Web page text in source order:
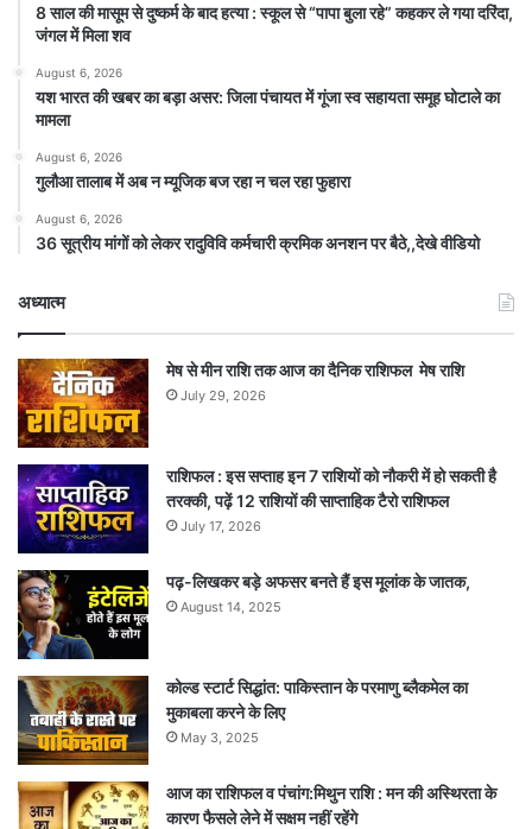
8 साल की मासूम से दुष्कर्म के बाद हत्या : स्कूल से “पापा बुला रहे” कहकर ले गया दरिंदा,
जंगल में मिला शव
August 6, 2026
यश भारत की खबर का बड़ा असर: जिला पंचायत में गूंजा स्व सहायता समूह घोटाले का
मामला
August 6, 2026
गुलौआ तालाब में अब न म्यूजिक बज रहा न चल रहा फुहारा
August 6, 2026
36 सूत्रीय मांगों को लेकर रादुविवि कर्मचारी क्रमिक अनशन पर बैठे,,देखे वीडियो
अध्यात्म
मेष से मीन राशि तक आज का दैनिक राशिफल मेष राशि
July 29, 2026
राशिफल : इस सप्ताह इन 7 राशियों को नौकरी में हो सकती है
तरक्की, पढ़ें 12 राशियों की साप्ताहिक टैरो राशिफल
July 17, 2026
पढ़-लिखकर बड़े अफसर बनते हैं इस मूलांक के जातक,
August 14, 2025
कोल्ड स्टार्ट सिद्धांत: पाकिस्तान के परमाणु ब्लैकमेल का
मुकाबला करने के लिए
May 3, 2025
आज का राशिफल व पंचांग:मिथुन राशि : मन की अस्थिरता के
कारण फैसले लेने में सक्षम नहीं रहेंगे